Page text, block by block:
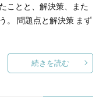
ことと、解決策、また
。 問題点と解決策 まず
続きを読む